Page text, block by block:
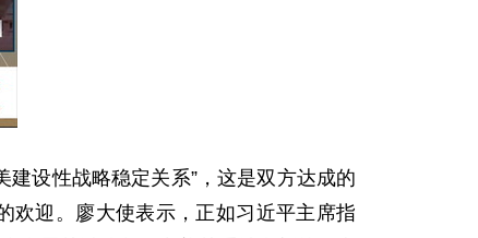
设性战略稳定关系”，这是双方达成的
欢迎。廖大使表示，正如习近平主席指